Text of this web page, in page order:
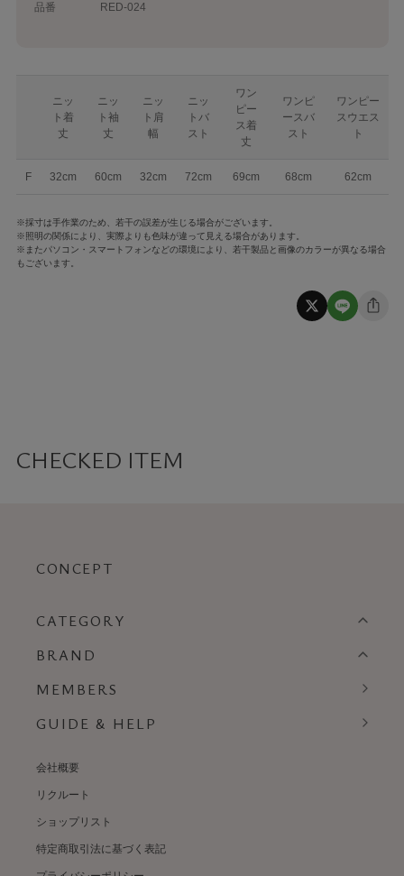
品番 RED-024
ニッ
ト着
丈
ニッ
ト袖
丈
ニッ
ト肩
幅
ニッ
トバ
スト
ワン
ピー
ス着
丈
ワンピ
ースバ
スト
ワンピー
スウエス
ト
F 32cm 60cm 32cm 72cm 69cm 68cm 62cm
※採寸は手作業のため、若干の誤差が生じる場合がございます。
※照明の関係により、実際よりも色味が違って見える場合があります。
※またパソコン・スマートフォンなどの環境により、若干製品と画像のカラーが異なる場合
もございます。
CHECKED ITEM
CONCEPT
CATEGORY
BRAND
MEMBERS
GUIDE & HELP
会社概要
リクルート
ショップリスト
特定商取引法に基づく表記